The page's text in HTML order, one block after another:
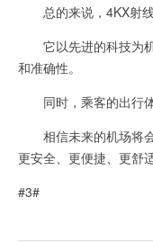
总的来说，4KX射线
它以先进的科技为机
和准确性。
同时，乘客的出行体
相信未来的机场将会
更安全、更便捷、更舒
#3#